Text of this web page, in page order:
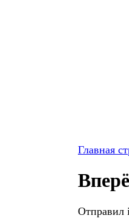
Главная
Отправил